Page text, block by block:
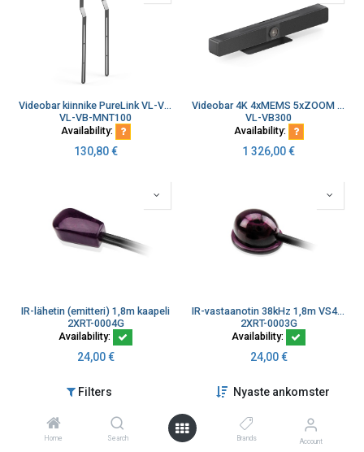
Filters Nyaste ankomster
Home Search Brands Account
Videobar kiinnike PureLink VL-VB300:lle VESA max. 800x400
VL-VB-MNT100
Availability:
130,80€
Videobar 4K 4xMEMS 5xZOOM 2x3W kaiut Smartcamera video kytkin BYOM
VL-VB300
Availability:
1 326,00€
IR-lähetin (emitteri) 1,8m kaapeli
2XRT-0004G
Availability:
24,00€
IR-vastaanotin 38kHz 1,8m VS482 VS0801 VS481
2XRT-0003G
Availability:
24,00€